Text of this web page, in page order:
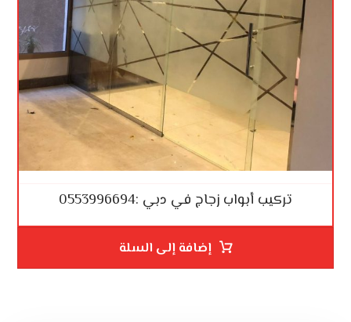
تركيب أبواب زجاج في دبي :0553996694
إضافة إلى السلة